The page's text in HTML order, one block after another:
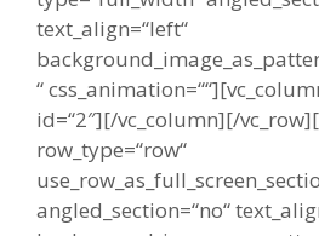
text_align=“left“
“
id=“2″][/vc_column][/
row_type=“row“
angled_section=“no“